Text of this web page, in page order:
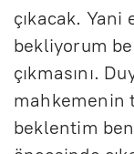
çıkacak. Yani
bekliyorum
çıkmasını.
mahkemenin
beklentim